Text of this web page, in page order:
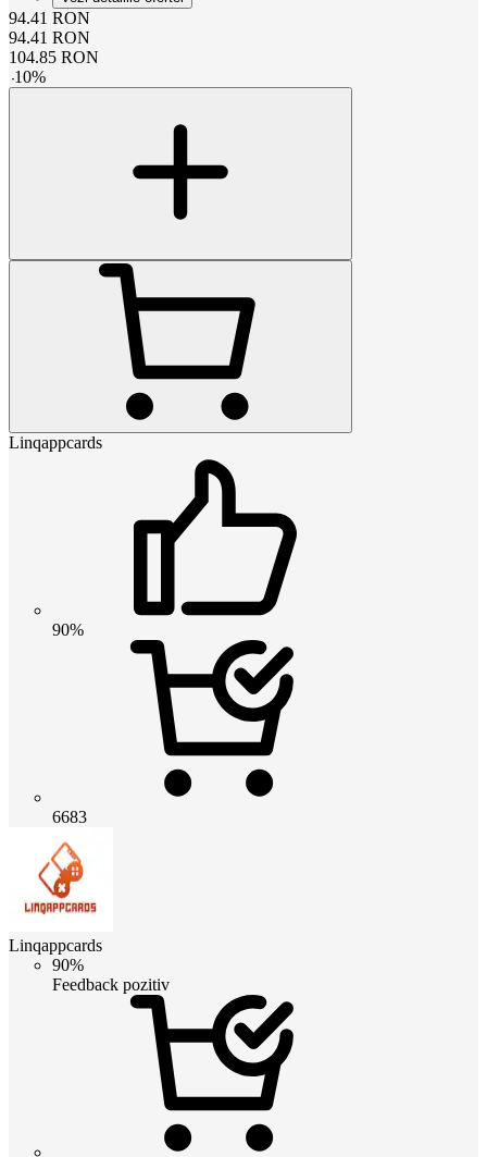
94.41 RON
94.41 RON
104.85 RON
-10%
Linqappcards
90%
6683
Linqappcards
90%
Feedback pozitiv